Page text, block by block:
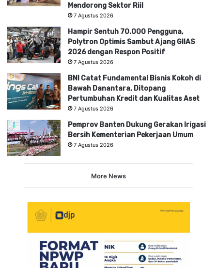
Mendorong Sektor Riil
7 Agustus 2026
Hampir Sentuh 70.000 Pengguna,
Polytron Optimis Sambut Ajang GIIAS
2026 dengan Respon Positif
7 Agustus 2026
BNI Catat Fundamental Bisnis Kokoh di
Bawah Danantara, Ditopang
Pertumbuhan Kredit dan Kualitas Aset
7 Agustus 2026
Pemprov Banten Dukung Gerakan Irigasi
Bersih Kementerian Pekerjaan Umum
7 Agustus 2026
More News